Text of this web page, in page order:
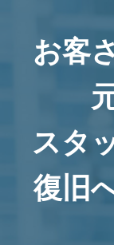
お客
スタ
復旧